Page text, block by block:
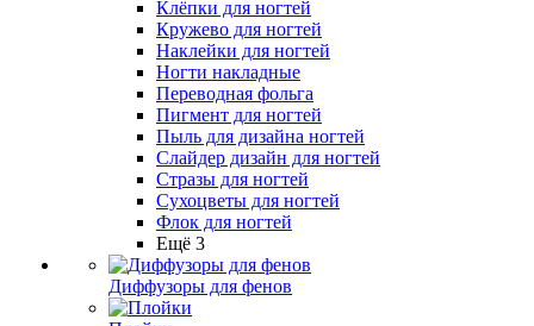
Клёпки для ногтей
Кружево для ногтей
Наклейки для ногтей
Ногти накладные
Переводная фольга
Пигмент для ногтей
Пыль для дизайна ногтей
Слайдер дизайн для ногтей
Стразы для ногтей
Сухоцветы для ногтей
Флок для ногтей
Ещё 3
Диффузоры для фенов